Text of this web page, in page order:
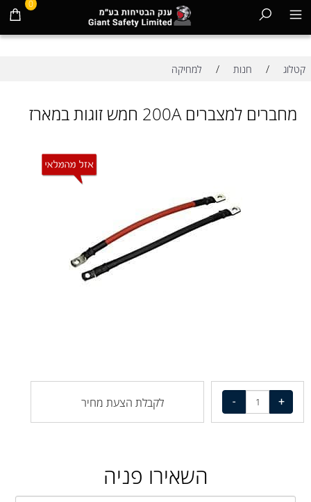
0
קטלוג / חנות / למחיקה
מחברים למצברים 200A חמש זוגות במארז
לקבלת הצעת מחיר
השאירו פניה